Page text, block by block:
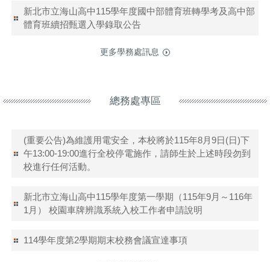
新北市立海山高中115學年度國中部體育班轉學考及高中部
體育班續招甄選入學錄取公告
更多學務處訊息
總務處專區
(重要公告)為維護用電安全，本校將於115年8月9日(日)下
午13:00-19:00進行全校停電施作，請師生於上述時段勿到
校進行任何活動。
新北市立海山高中115學年度第一學期（115年9月～116年
1月） 校園車牌辨識系統入校工作者申請說明
114學年度第2學期期末校務會議宣達事項